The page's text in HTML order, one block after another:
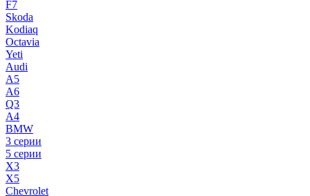
F7
Skoda
Kodiaq
Octavia
Yeti
Audi
A5
A6
Q3
A4
BMW
3 серии
5 серии
X3
X5
Chevrolet